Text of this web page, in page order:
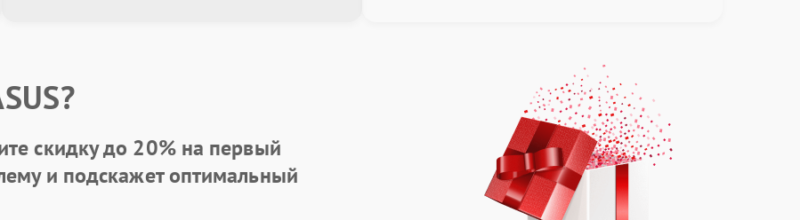
скидку до 20%на первый
и подскажет оптимальный